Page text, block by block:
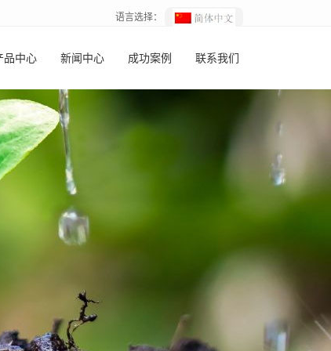
语言选择：
品中心 新闻中心 成功案例 联系我们